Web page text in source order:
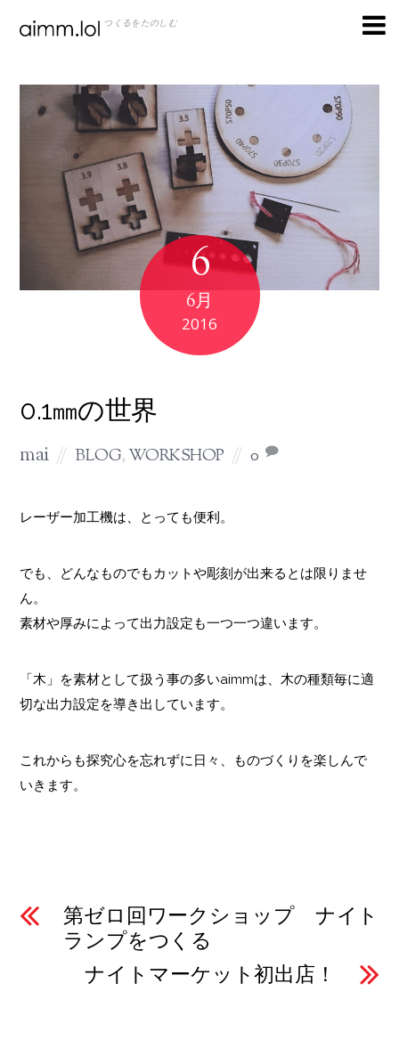
つくるをたのしむ
6
6月
2016
0.1㎜の世界
mai BLOG,WORKSHOP 0
レーザー加工機は、とっても便利。
でも、どんなものでもカットや彫刻が出来るとは限りませ
ん。
素材や厚みによって出力設定も一つ一つ違います。
「木」を素材として扱う事の多いaimmは、木の種類毎に適
切な出力設定を導き出しています。
これからも探究心を忘れずに日々、ものづくりを楽しんで
いきます。
第ゼロ回ワークショップ ナイト
ランプをつくる
ナイトマーケット初出店！